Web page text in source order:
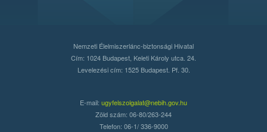
Nemzeti Élelmiszerlánc-biztonsági Hivatal
Cím: 1024 Budapest, Keleti Károly utca. 24.
Levelezési cím: 1525 Budapest. Pf. 30.
E-mail: ugyfelszolgalat@nebih.gov.hu
Zöld szám: 06-80/263-244
Telefon: 06-1/ 336-9000